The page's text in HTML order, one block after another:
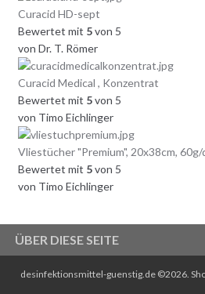
Curacid HD-sept
Bewertet mit 5von 5
von Dr. T. Römer
Curacid Medical , Konzentrat
Bewertet mit 5von 5
von Timo Eichlinger
Vliestücher "Premium", 20x38cm,
Bewertet mit 5von 5
von Timo Eichlinger
ÜBER DIESE SEITE
desinfektionsmittel-guenstig.de ©2026.